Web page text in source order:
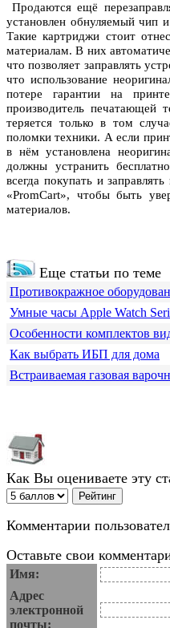
Продаются ещё
установлен обнуляемый чип
Такие картриджи стоит
материалам. В них
что позволяет заправлять
что использование
потере гарантии на
производитель печатающей
теряется только в том
поломки техники. А если
в нём установлена
должны устранить
всегда покупать и
«PromCart», чтобы быть
материалов.
Еще статьи по теме
Противокражное
Умные часы Apple Watch
Особенности комплектов
Как выбрать ИБП для дома
Встраиваемая газовая
Как Вы оцениваете эту
Комментарии
Оставьте свои
Имя:
Адрес
электронной
почты: